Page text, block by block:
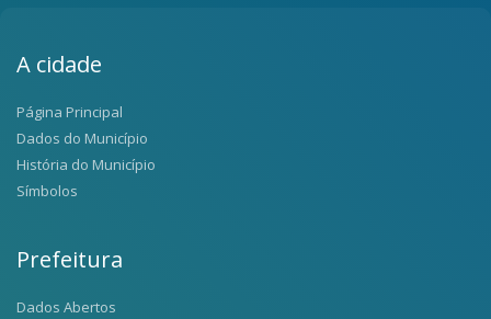
A cidade
Página Principal
Dados do Município
História do Município
Símbolos
Prefeitura
Dados Abertos